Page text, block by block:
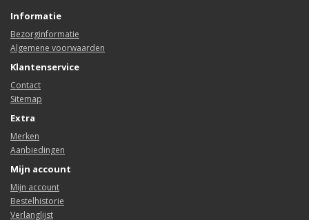
Informatie
Bezorginformatie
Algemene voorwaarden
Klantenservice
Contact
Sitemap
Extra
Merken
Aanbiedingen
Mijn account
Mijn account
Bestelhistorie
Verlanglijst